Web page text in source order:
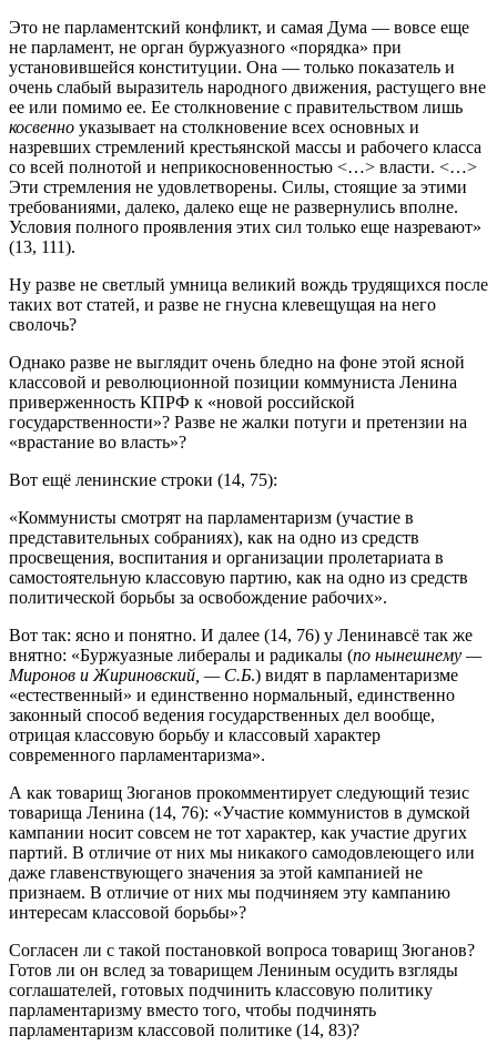
Это не парламентский конфликт, и самая Дума — вовсе еще
не парламент, не орган буржуазного «порядка» при
установившейся конституции. Она — только показатель и
очень слабый выразитель народного движения, растущего вне
ее или помимо ее. Ее столкновение с правительством лишь
косвенно указывает на столкновение всех основных и
назревших стремлений крестьянской массы и рабочего класса
со всей полнотой и неприкосновенностью <…> власти. <…>
Эти стремления не удовлетворены. Силы, стоящие за этими
требованиями, далеко, далеко еще не развернулись вполне.
Условия полного проявления этих сил только еще назревают»
(13, 111).
Ну разве не светлый умница великий вождь трудящихся после
таких вот статей, и разве не гнусна клевещущая на него
сволочь?
Однако разве не выглядит очень бледно на фоне этой ясной
классовой и революционной позиции коммуниста Ленина
приверженность КПРФ к «новой российской
государственности»? Разве не жалки потуги и претензии на
«врастание во власть»?
Вот ещё ленинские строки (14, 75):
«Коммунисты смотрят на парламентаризм (участие в
представительных собраниях), как на одно из средств
просвещения, воспитания и организации пролетариата в
самостоятельную классовую партию, как на одно из средств
политической борьбы за освобождение рабочих».
Вот так: ясно и понятно. И далее (14, 76) у Ленинавсё так же
внятно: «Буржуазные либералы и радикалы (по нынешнему —
Миронов и Жириновский, — С.Б.) видят в парламентаризме
«естественный» и единственно нормальный, единственно
законный способ ведения государственных дел вообще,
отрицая классовую борьбу и классовый характер
современного парламентаризма».
А как товарищ Зюганов прокомментирует следующий тезис
товарища Ленина (14, 76): «Участие коммунистов в думской
кампании носит совсем не тот характер, как участие других
партий. В отличие от них мы никакого самодовлеющего или
даже главенствующего значения за этой кампанией не
признаем. В отличие от них мы подчиняем эту кампанию
интересам классовой борьбы»?
Согласен ли с такой постановкой вопроса товарищ Зюганов?
Готов ли он вслед за товарищем Лениным осудить взгляды
соглашателей, готовых подчинить классовую политику
парламентаризму вместо того, чтобы подчинять
парламентаризм классовой политике (14, 83)?